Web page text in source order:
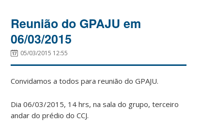
Reunião do GPAJU em
06/03/2015
05/03/2015 12:55
Convidamos a todos para reunião do GPAJU.
Dia 06/03/2015, 14 hrs, na sala do grupo, terceiro
andar do prédio do CCJ.